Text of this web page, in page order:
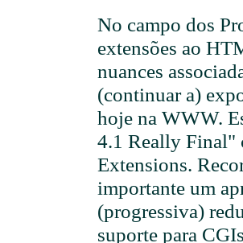
No campo dos
extensões ao
nuances
(continuar a)
hoje na WWW.
4.1 Really Final"
Extensions.
importante um
(progressiva)
suporte para